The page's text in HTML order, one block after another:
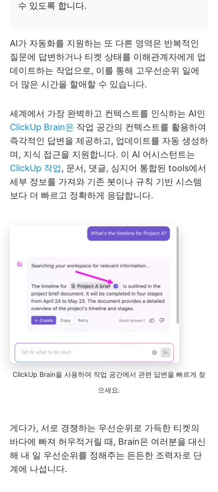
수 있도록 합니다.
AI가 자동화를 지원하는 또 다른 영역은 반복적인
질문에 답변하거나 티켓 상태를 이해관계자에게 업
데이트하는 작업으로, 이를 통해 고우선순위 일에
더 많은 시간을 할애할 수 있습니다.
세계에서 가장 완벽하고 컨텍스트를 인식하는 AI인
ClickUp Brain은 작업 공간의 컨텍스트를 활용하여
즉각적인 답변을 제공하고, 업데이트를 자동 생성하
며, 지식 접근을 지원합니다. 이 AI 어시스턴트는
ClickUp 작업, 문서, 댓글, 심지어 통합된 tools에서
세부 정보를 가져와 기존 봇이나 규칙 기반 시스템
보다 더 빠르고 정확하게 응답합니다.
ClickUp Brain을 사용하여 작업 공간에서 관련 답변을 빠르게 찾
으세요.
게다가, 서로 경쟁하는 우선순위로 가득한 티켓의
바다에 빠져 허우적거릴 때, Brain은 여러분을 대신
해 내 일 우선순위를 정해주는 든든한 조력자로 단
계에 나섭니다.